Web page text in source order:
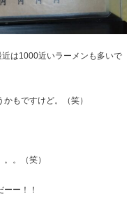
は1000近いラーメンも多いで
もですけど。（笑）
。（笑）
ー！！